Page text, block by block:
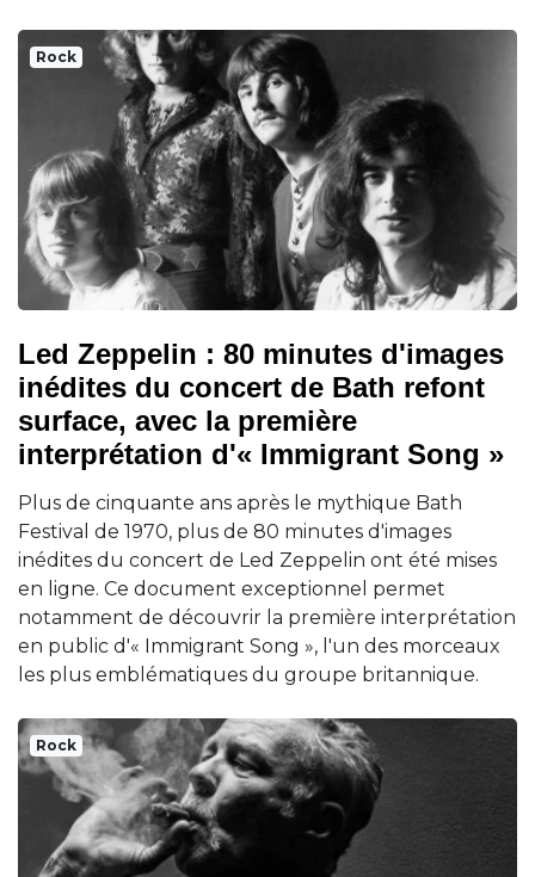
Rock
Led Zeppelin : 80 minutes d'images
inédites du concert de Bath refont
surface, avec la première
interprétation d'« Immigrant Song »
Plus de cinquante ans après le mythique Bath
Festival de 1970, plus de 80 minutes d'images
inédites du concert de Led Zeppelin ont été mises
en ligne. Ce document exceptionnel permet
notamment de découvrir la première interprétation
en public d'« Immigrant Song », l'un des morceaux
les plus emblématiques du groupe britannique.
Rock